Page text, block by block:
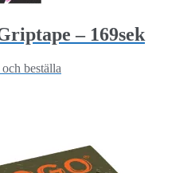
– 169sek
beställa